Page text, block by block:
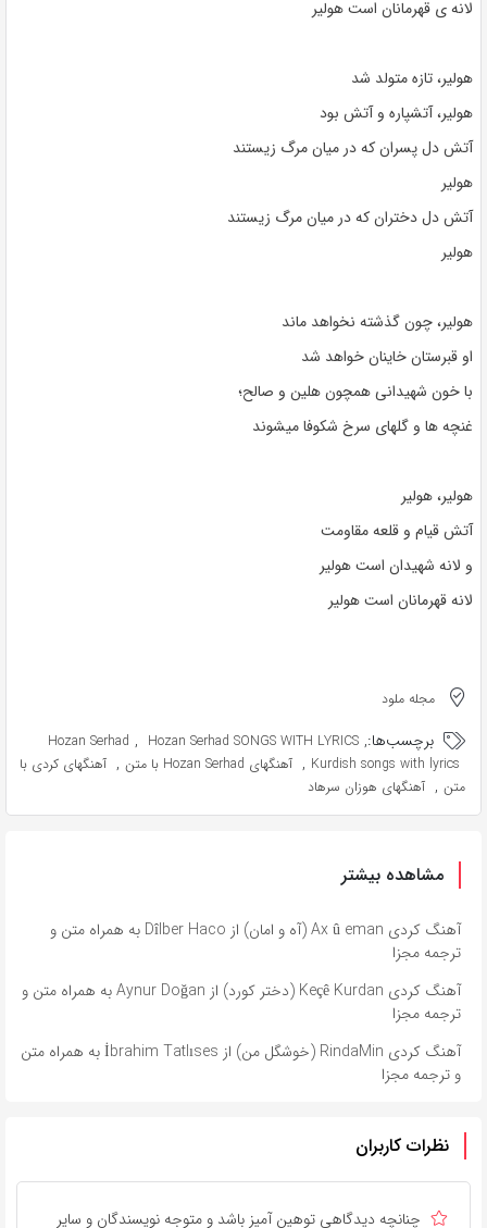
لانه ی قهرمانان است هولیر
هولیر، تازه متولد شد
هولیر، آتشپاره و آتش بود
آتش دل پسران که در میان مرگ زیستند
هولیر
آتش دل دختران که در میان مرگ زیستند
هولیر
هولیر، چون گذشته نخواهد ماند
او قبرستان خاینان خواهد شد
با خون شهیدانی همچون هلین و صالح؛
غنچه ها و گلهای سرخ شکوفا میشوند
هولیر، هولیر
آتش قیام و قلعه مقاومت
و لانه شهیدان است هولیر
لانه قهرمانان است هولیر
مجله ملود
برچسب‌ها: Hozan Serhad , Hozan Serhad SONGS WITH LYRICS ,
Kurdish songs with lyrics
, آهنگهای Hozan Serhad با متن , آهنگهای کردی با
متن , آهنگهای هوزان سرهاد
مشاهده بیشتر
آهنگ کردی Ax û eman (آه و امان) از Dîlber Haco به همراه متن و
ترجمه مجزا
آهنگ کردی Keçê Kurdan (دختر کورد) از Aynur Doğan به همراه متن و
ترجمه مجزا
آهنگ کردی RindaMin (خوشگل من) از İbrahim Tatlıses به همراه متن
و ترجمه مجزا
نظرات کاربران
چنانچه دیدگاهی توهین آمیز باشد و متوجه نویسندگان و سایر